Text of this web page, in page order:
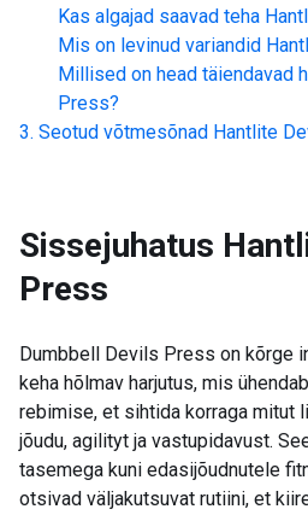
Kas algajad saavad teha
Mis on levinud variandid
Millised on head täiendavad
Press?
Seotud võtmesõnad Hantlite
Sissejuhatus
Press
Dumbbell Devils Press on kõrge
keha hõlmav harjutus, mis
rebimise, et sihtida korraga mitut
jõudu, agilityt ja vastupidavust.
tasemega kuni edasijõudnutele
otsivad väljakutsuvat rutiini, et